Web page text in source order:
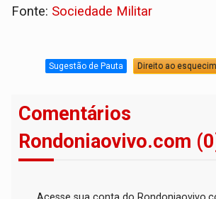
Fonte: Sociedade Militar
Sugestão de Pauta Direito ao
Comentários
Rondoniaovivo.com